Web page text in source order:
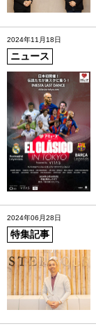
2024年11月18日
ニュース
2024年06月28日
特集記事